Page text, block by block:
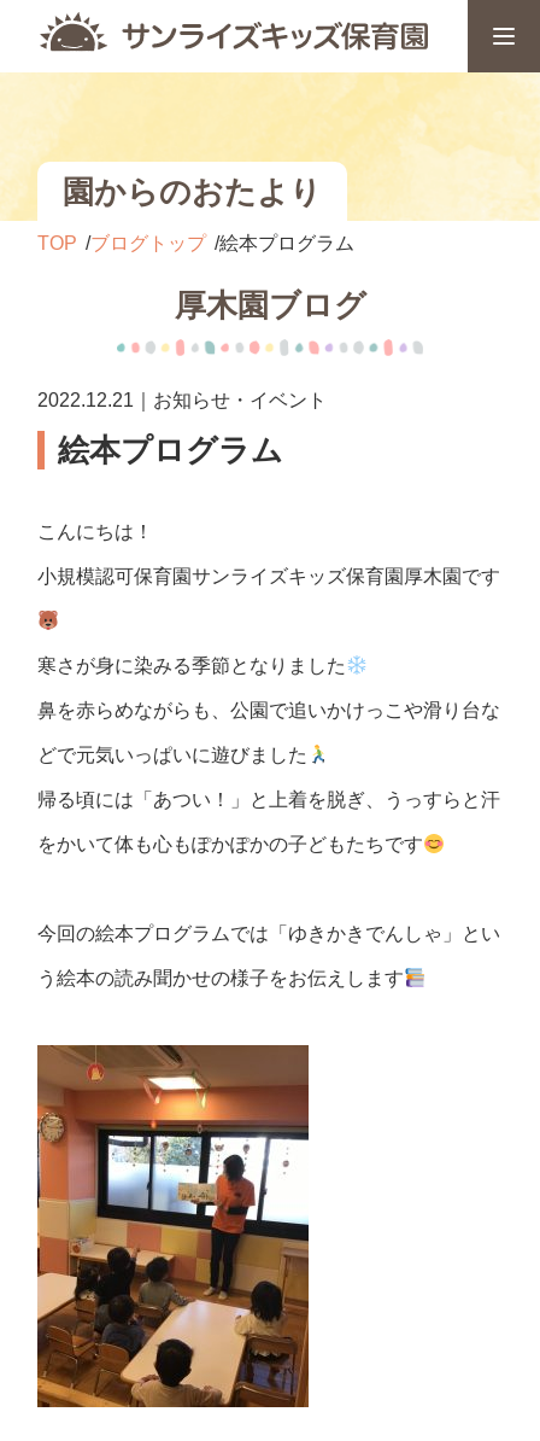
園からのおたより
TOP ブログトップ 絵本プログラム
厚木園ブログ
2022.12.21｜お知らせ・イベント
絵本プログラム
こんにちは！
小規模認可保育園サンライズキッズ保育園厚木園です
寒さが身に染みる季節となりました
鼻を赤らめながらも、公園で追いかけっこや滑り台な
どで元気いっぱいに遊びました
帰る頃には「あつい！」と上着を脱ぎ、うっすらと汗
をかいて体も心もぽかぽかの子どもたちです
今回の絵本プログラムでは「ゆきかきでんしゃ」とい
う絵本の読み聞かせの様子をお伝えします